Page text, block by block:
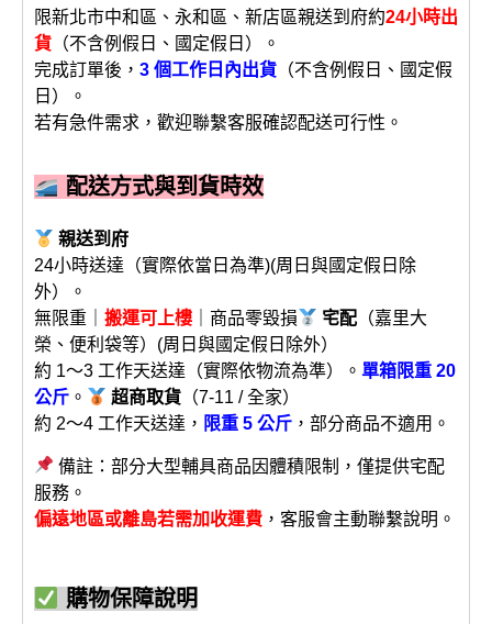
限新北市中和區、永和區、新店區親送到府約24小時出
貨 （不含例假日、國定假日）。
完成訂單後， 3 個工作日內出貨 （不含例假日、國定假
日）。
若有急件需求，歡迎聯繫客服確認配送可行性。
配送方式與到貨時效
親送到府
24小時送達（實際依當日為準)(周日與國定假日除
外）。
無限重｜ 搬運可上樓 ｜商品零毀損 宅配 （嘉里大
榮、便利袋等）(周日與國定假日除外）
約 1～3 工作天送達（實際依物流為準）。 單箱限重 20
公斤 。 超商取貨 （7-11 / 全家）
約 2～4 工作天送達， 限重 5 公斤 ，部分商品不適用。
備註：部分大型輔具商品因體積限制，僅提供宅配
服務。
偏遠地區或離島若需加收運費 ，客服會主動聯繫說明。
購物保障說明